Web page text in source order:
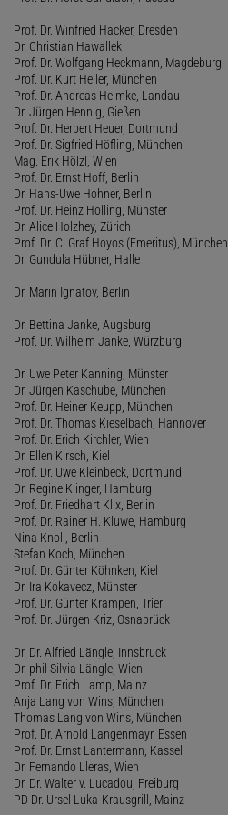
Prof. Dr. Winfried Hacker, Dresden
Dr. Christian Hawallek
Prof. Dr. Wolfgang Heckmann, Magdeburg
Prof. Dr. Kurt Heller, München
Prof. Dr. Andreas Helmke, Landau
Dr. Jürgen Hennig, Gießen
Prof. Dr. Herbert Heuer, Dortmund
Prof. Dr. Sigfried Höfling, München
Mag. Erik Hölzl, Wien
Prof. Dr. Ernst Hoff, Berlin
Dr. Hans-Uwe Hohner, Berlin
Prof. Dr. Heinz Holling, Münster
Dr. Alice Holzhey, Zürich
Prof. Dr. C. Graf Hoyos (Emeritus), München
Dr. Gundula Hübner, Halle
Dr. Marin Ignatov, Berlin
Dr. Bettina Janke, Augsburg
Prof. Dr. Wilhelm Janke, Würzburg
Dr. Uwe Peter Kanning, Münster
Dr. Jürgen Kaschube, München
Prof. Dr. Heiner Keupp, München
Prof. Dr. Thomas Kieselbach, Hannover
Prof. Dr. Erich Kirchler, Wien
Dr. Ellen Kirsch, Kiel
Prof. Dr. Uwe Kleinbeck, Dortmund
Dr. Regine Klinger, Hamburg
Prof. Dr. Friedhart Klix, Berlin
Prof. Dr. Rainer H. Kluwe, Hamburg
Nina Knoll, Berlin
Stefan Koch, München
Prof. Dr. Günter Köhnken, Kiel
Dr. Ira Kokavecz, Münster
Prof. Dr. Günter Krampen, Trier
Prof. Dr. Jürgen Kriz, Osnabrück
Dr. Dr. Alfried Längle, Innsbruck
Dr. phil Silvia Längle, Wien
Prof. Dr. Erich Lamp, Mainz
Anja Lang von Wins, München
Thomas Lang von Wins, München
Prof. Dr. Arnold Langenmayr, Essen
Prof. Dr. Ernst Lantermann, Kassel
Dr. Fernando Lleras, Wien
Dr. Dr. Walter v. Lucadou, Freiburg
PD Dr. Ursel Luka-Krausgrill, Mainz